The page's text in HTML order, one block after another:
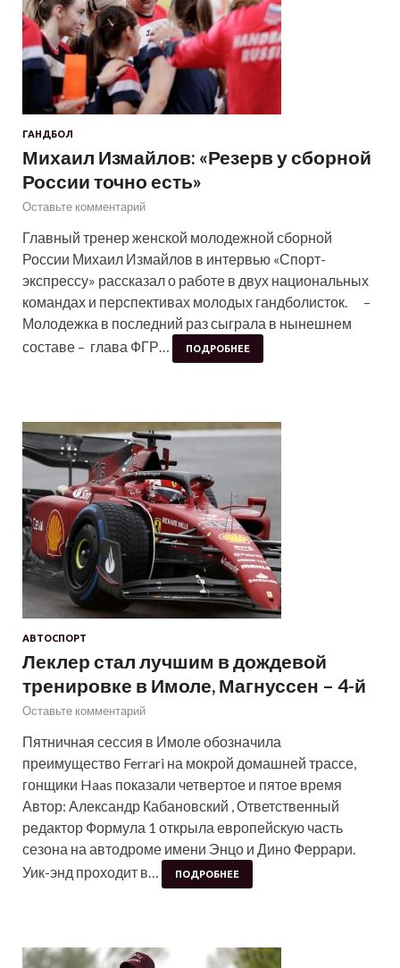
ГАНДБОЛ
Михаил Измайлов: «Резерв у сборной
России точно есть»
Оставьте комментарий
Главный тренер женской молодежной сборной
России Михаил Измайлов в интервью «Спорт-
экспрессу» рассказал о работе в двух национальных
командах и перспективах молодых гандболисток. –
Молодежка в последний раз сыграла в нынешнем
составе – глава ФГР…
ПОДРОБНЕЕ
АВТОСПОРТ
Леклер стал лучшим в дождевой
тренировке в Имоле, Магнуссен – 4-й
Оставьте комментарий
Пятничная сессия в Имоле обозначила
преимущество Ferrari на мокрой домашней трассе,
гонщики Haas показали четвертое и пятое время
Автор: Александр Кабановский , Ответственный
редактор Формула 1 открыла европейскую часть
сезона на автодроме имени Энцо и Дино Феррари.
Уик-энд проходит в…
ПОДРОБНЕЕ